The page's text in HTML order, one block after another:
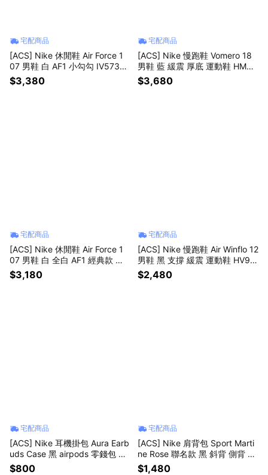
宅配商品
[ACS] Nike 休閒鞋 Air Force 1
07 男鞋 白 AF1 小勾勾 IV5732-
100
$3,380
宅配商品
[ACS] Nike 慢跑鞋 Vomero 18
男鞋 藍 緩震 厚底 運動鞋 HM68
03-404
$3,680
宅配商品
[ACS] Nike 休閒鞋 Air Force 1
07 男鞋 白 全白 AF1 經典款 小
白鞋 CW2288111
$3,180
宅配商品
[ACS] Nike 慢跑鞋 Air Winflo 12
男鞋 黑 支撐 緩震 運動鞋 HV92
72-002
$2,480
宅配商品
[ACS] Nike 耳機掛包 Aura Earb
uds Case 黑 airpods 零錢包 N1
01237401-3OS
$800
宅配商品
[ACS] Nike 肩背包 Sport Marti
ne Rose 聯名款 黑 斜背 側背 小
包 HV6891-010
$1,480